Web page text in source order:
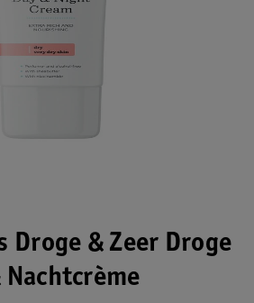
Droge & Zeer Droge